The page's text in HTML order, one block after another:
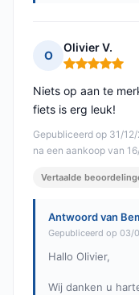
O
Olivier V.
Opmerking: 5
Gepubliceerd op 31/
na een aankoop van
Niets op aan te
fiets is erg leuk!
Vertaalde
Antwoord van
Gepubliceerd op 03/
Hallo Olivier,
Wij danken u